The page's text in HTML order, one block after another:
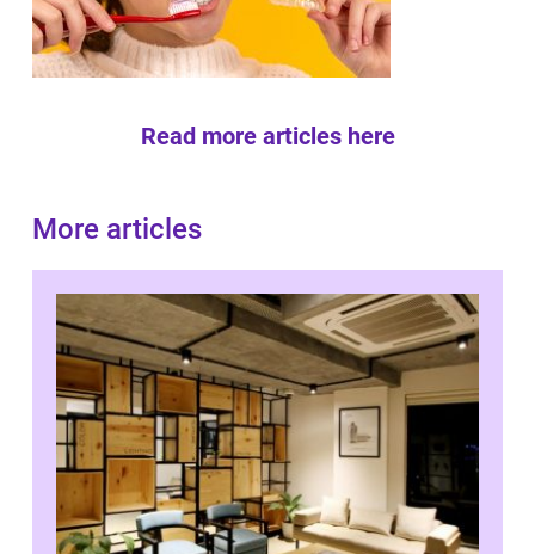
Read more articles here
More articles